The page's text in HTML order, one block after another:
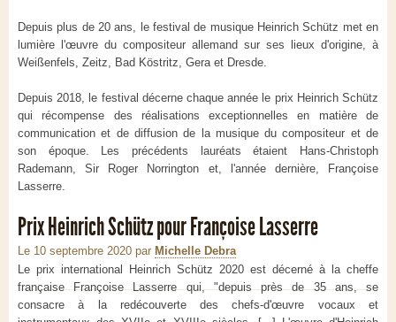
Depuis plus de 20 ans, le festival de musique Heinrich Schütz met en
lumière l'œuvre du compositeur allemand sur ses lieux d'origine, à
Weißenfels, Zeitz, Bad Köstritz, Gera et Dresde.
Depuis 2018, le festival décerne chaque année le prix Heinrich Schütz
qui récompense des réalisations exceptionnelles en matière de
communication et de diffusion de la musique du compositeur et de
son époque. Les précédents lauréats étaient Hans-Christoph
Rademann, Sir Roger Norrington et, l'année dernière, Françoise
Lasserre.
Prix Heinrich Schütz pour Françoise Lasserre
Le 10 septembre 2020 par Michelle Debra
Le prix international Heinrich Schütz 2020 est décerné à la cheffe
française Françoise Lasserre qui, "depuis près de 35 ans, se
consacre à la redécouverte des chefs-d'œuvre vocaux et